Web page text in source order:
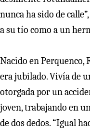
nunca ha sido de
a su tío como a un
Nacido en Perquenco,
era jubilado. Vivía de
otorgada por un
joven, trabajando en
de dos dedos. “Igual